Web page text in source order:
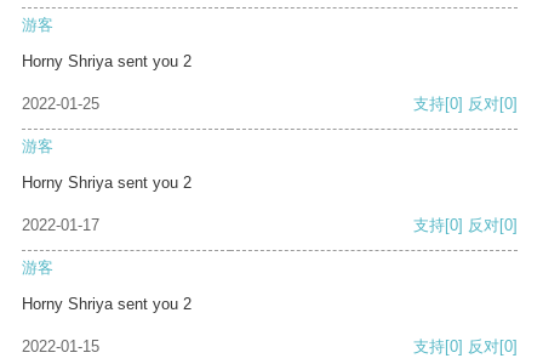
游客
Horny Shriya sent you 2
2022-01-25 支持[0] 反对[0]
游客
Horny Shriya sent you 2
2022-01-17 支持[0] 反对[0]
游客
Horny Shriya sent you 2
2022-01-15 支持[0] 反对[0]